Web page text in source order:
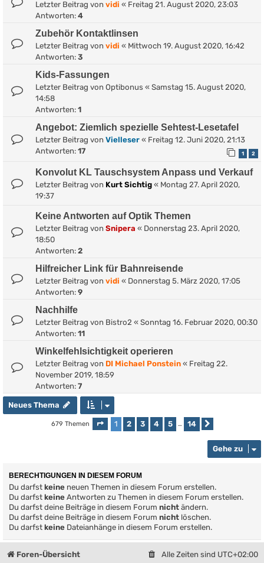
Letzter Beitrag von vidi « Freitag 21. August 2020, 23:03
Antworten: 4
Zubehör Kontaktlinsen
Letzter Beitrag von vidi « Mittwoch 19. August 2020, 16:42
Antworten: 3
Kids-Fassungen
Letzter Beitrag von Optibonus « Samstag 15. August 2020,
14:58
Antworten: 1
Angebot: Ziemlich spezielle Sehtest-Lesetafel
Letzter Beitrag von Vielleser « Freitag 12. Juni 2020, 21:13
Antworten: 17 1 2
Konvolut KL Tauschsystem Anpass und Verkauf
Letzter Beitrag von Kurt Sichtig « Montag 27. April 2020,
19:37
Keine Antworten auf Optik Themen
Letzter Beitrag von Snipera « Donnerstag 23. April 2020,
18:50
Antworten: 2
Hilfreicher Link für Bahnreisende
Letzter Beitrag von vidi « Donnerstag 5. März 2020, 17:05
Antworten: 9
Nachhilfe
Letzter Beitrag von Bistro2 « Sonntag 16. Februar 2020, 00:30
Antworten: 11
Winkelfehlsichtigkeit operieren
Letzter Beitrag von DI Michael Ponstein « Freitag 22.
November 2019, 18:59
Antworten: 7
Neues Thema
679 Themen Seite 1von 14
1 2 3 4 5 … 14
Gehe zu
BERECHTIGUNGEN IN DIESEM FORUM
Du darfst keine neuen Themen in diesem Forum erstellen.
Du darfst keine Antworten zu Themen in diesem Forum erstellen.
Du darfst deine Beiträge in diesem Forum nicht ändern.
Du darfst deine Beiträge in diesem Forum nicht löschen.
Du darfst keine Dateianhänge in diesem Forum erstellen.
Foren-Übersicht Alle Zeiten sind UTC+02:00